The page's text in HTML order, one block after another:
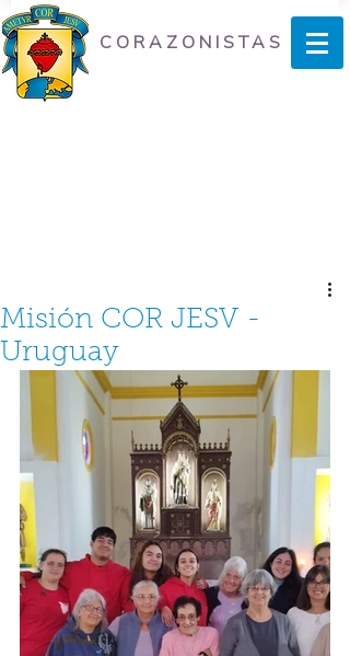
CORAZONISTAS
Misión COR JESV -
Uruguay